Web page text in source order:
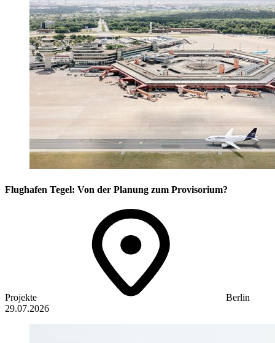
Flughafen Tegel: Von der Planung zum Provisorium?
Projekte
Berlin
29.07.2026